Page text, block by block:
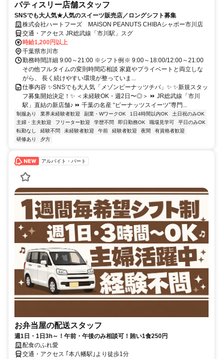
パティスリー店舗スタッフ
SNSでも大人気★人気のスイーツ販売店／ロングシフト募集
株式会社ハートフーズ MAISON PEANUTS CHIBAシャポー市川店
交通・アクセス JR総武線「市川駅」スグ
時給1,200円以上
千葉県市川市
勤務時間詳細 9:00～21:00 ※シフト例※ 9:00～18:00/12:00～21:00
その他フルタイムの変則時間応相談 家庭やプライベートと両立しな
がら、 長く続けやすい環境が整っていま...
仕事内容 ✨SNSでも大人気「メゾンピーナッツチバ」✨ ✨新規スタッ
フ募集開始決定！✨ ＜未経験OK・週2日〜◎＞ ⏩ JR総武線「市川
駅」直結の新店舗♪ ⏩ 千葉の名産 “ピーナッツスイーツ”専門...
制服あり 業界未経験者歓迎 副業・WワークOK 1日4時間以内OK
土日祝のみOK
主婦・主夫歓迎
フリーター歓迎 学歴不問 即日勤務OK 職場見学可
平日のみOK
転勤なし
経験不問 未経験者歓迎 午前 経験者歓迎 夜間
有資格者歓迎
研修あり
夕方
アルバイト・パート
お弁当屋の配送スタッフ
週1日・1日3h～！午前・午後のみ相談可！賄い1食250円
配食のふれ愛
交通・アクセス ｢本八幡駅｣より徒歩1分